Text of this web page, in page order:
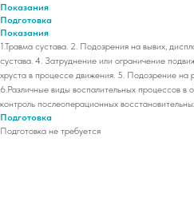
Показания
Подготовка
Показания
1.Травма сустава. 2. Подозрения на вывих,
сустава. 4. Затруднение или ограничение
хруста в процессе движения. 5. Подозрение на
6.Различные виды воспалительных процессов в
контроль послеоперационных
Подготовка
Подготовка не требуется